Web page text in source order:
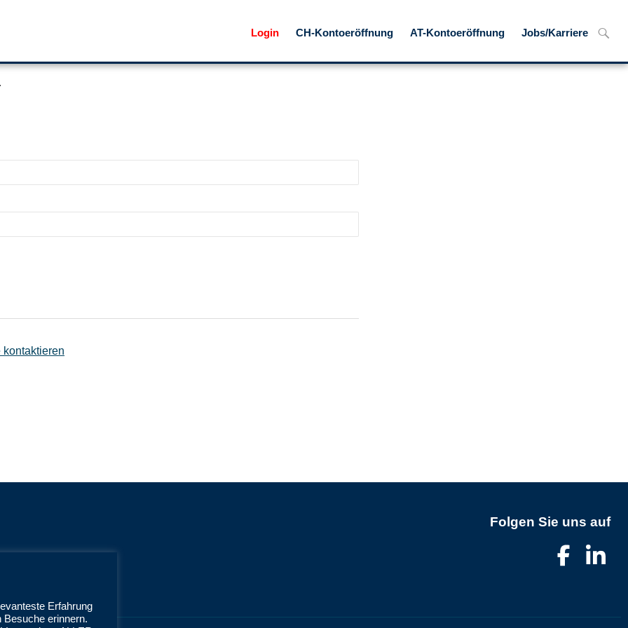
toLogin CH-Kontoeröffnung AT-Kontoeröffnung Jobs/Karriere
Folgen Sie uns auf
Erfahrung
Besuche erinnern.